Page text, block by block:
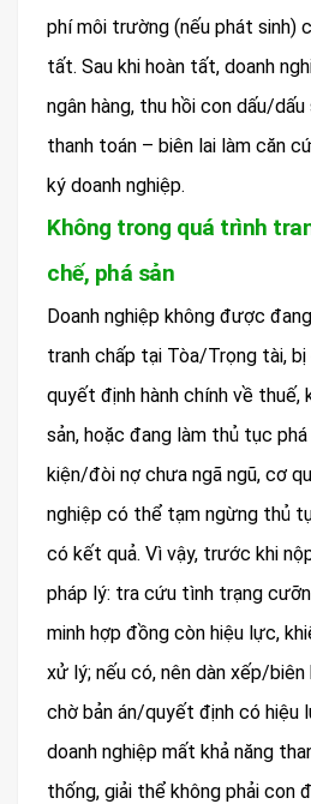
phí môi trường (nếu phát sinh)
tất. Sau khi hoàn tất, doanh
ngân hàng, thu hồi con dấu/
thanh toán – biên lai làm căn
ký doanh nghiệp.
Không trong quá trình
chế, phá sản
Doanh nghiệp không được
tranh chấp tại Tòa/Trọng tài,
quyết định hành chính về
sản, hoặc đang làm thủ tục
kiện/đòi nợ chưa ngã ngũ, cơ
nghiệp có thể tạm ngừng thủ
có kết quả. Vì vậy, trước khi
pháp lý: tra cứu tình trạng
minh hợp đồng còn hiệu lực,
xử lý; nếu có, nên dàn xếp/
chờ bản án/quyết định có hiệu
doanh nghiệp mất khả năng
thống, giải thể không phải con